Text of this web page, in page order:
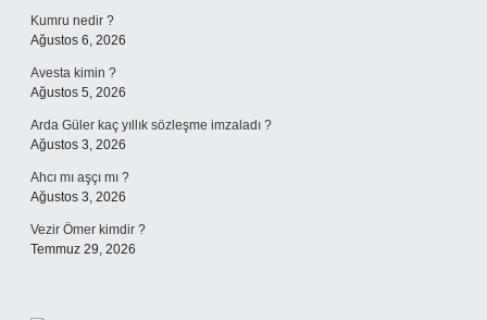
Kumru nedir ?
Ağustos 6, 2026
Avesta kimin ?
Ağustos 5, 2026
Arda Güler kaç yıllık sözleşme imzaladı ?
Ağustos 3, 2026
Ahcı mı aşçı mı ?
Ağustos 3, 2026
Vezir Ömer kimdir ?
Temmuz 29, 2026